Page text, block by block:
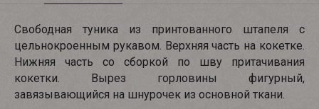
Свободная туника из принтованного штапеля с
цельнокроенным рукавом. Верхняя часть на кокетке.
Нижняя часть со сборкой по шву притачивания
кокетки. Вырез горловины фигурный,
завязывающийся на шнурочек из основной ткани.